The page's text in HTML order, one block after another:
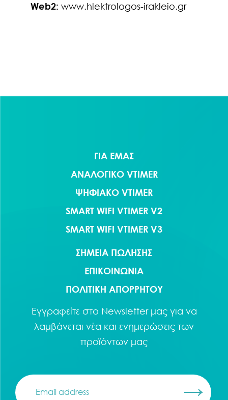
Web2: www.hlektrologos-irakleio.gr
ΓΙΑ ΕΜΑΣ
ΑΝΑΛΟΓΙΚΟ VTIMER
ΨΗΦΙΑΚΟ VTIMER
SMART WIFI VTIMER V2
SMART WIFI VTIMER V3
ΣΗΜΕΙΑ ΠΩΛΗΣΗΣ
ΕΠΙΚΟΙΝΩΝΙΑ
ΠΟΛΙΤΙΚΗ ΑΠΟΡΡΗΤΟΥ
Εγγραφείτε στο Newsletterμας για να
λαμβάνεται νέα και ενημερώσεις των
προϊόντων μας